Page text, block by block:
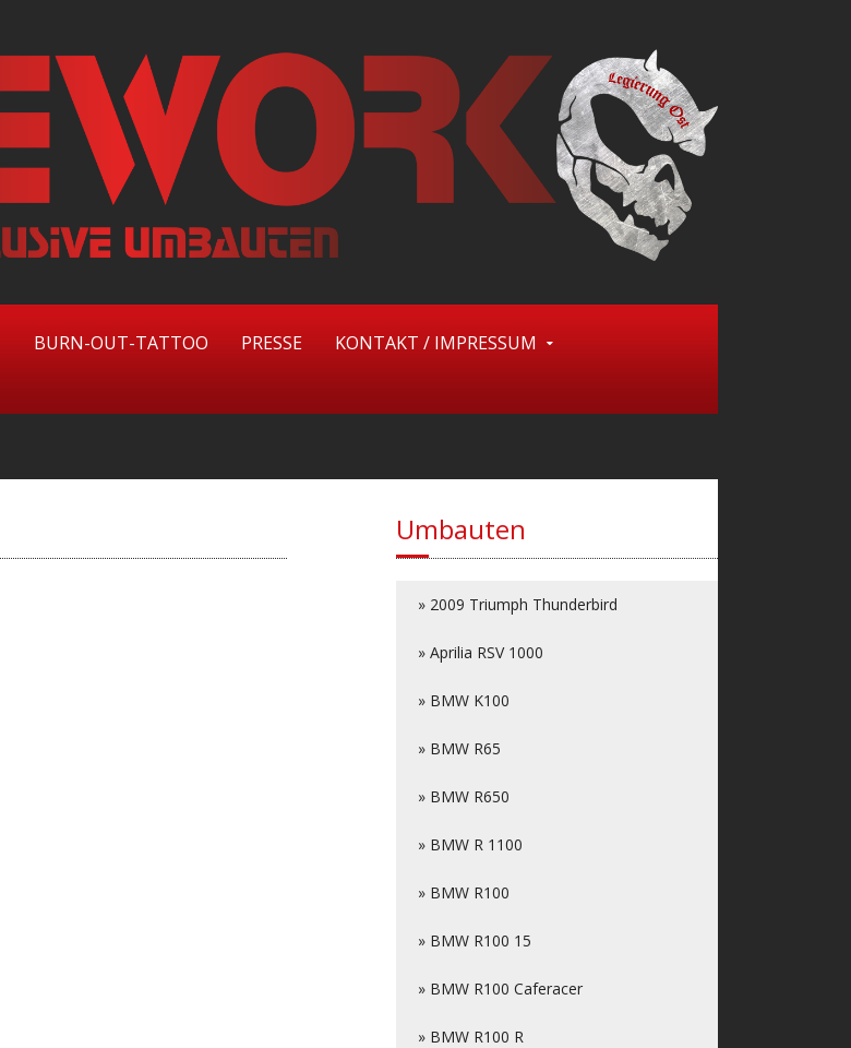
BURN-OUT-TATTOO PRESSE KONTAKT / IMPRESSUM
Umbauten
» 2009 Triumph Thunderbird
» Aprilia RSV 1000
» BMW K100
» BMW R65
» BMW R650
» BMW R 1100
» BMW R100
» BMW R100 15
» BMW R100 Caferacer
» BMW R100 R